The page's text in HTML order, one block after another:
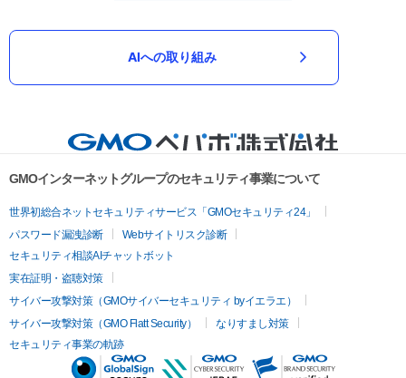
AIへの取り組み
GMOインターネットグループのセキュリティ事業について
世界初総合ネットセキュリティサービス「GMOセキュリティ24」
パスワード漏洩診断
Webサイトリスク診断
セキュリティ相談AIチャットボット
実在証明・盗聴対策
サイバー攻撃対策（GMOサイバーセキュリティ byイエラエ）
サイバー攻撃対策（GMO Flatt Security）
なりすまし対策
セキュリティ事業の軌跡